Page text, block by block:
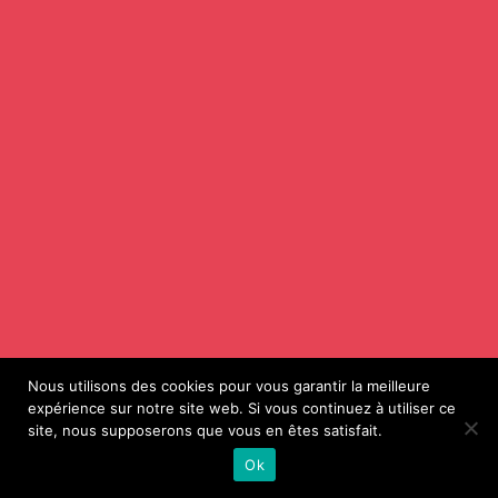
Nous utilisons des cookies pour vous garantir la meilleure
expérience sur notre site web. Si vous continuez à utiliser ce
site, nous supposerons que vous en êtes satisfait.
Ok